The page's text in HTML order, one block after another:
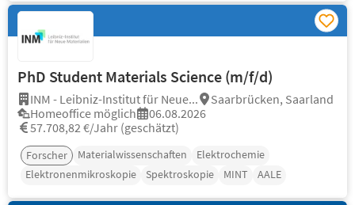
PhD Student Materials Science (m/f/d)
INM - Leibniz-Institut für Neue...
Saarbrücken, Saarland
Homeoffice möglich
06.08.2026
57.708,82 €/Jahr (geschätzt)
Forscher Materialwissenschaften
Elektrochemie
Elektronenmikroskopie
Spektroskopie MINT AALE